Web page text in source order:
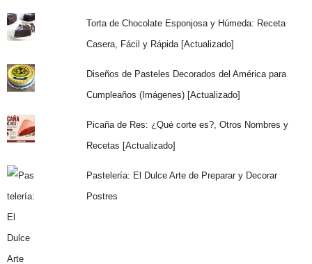
Torta de Chocolate Esponjosa y Húmeda: Receta
Casera, Fácil y Rápida [Actualizado]
Diseños de Pasteles Decorados del América para
Cumpleaños (Imágenes) [Actualizado]
Picaña de Res: ¿Qué corte es?, Otros Nombres y
Recetas [Actualizado]
Pastelería: El Dulce Arte de Preparar y Decorar
Postres